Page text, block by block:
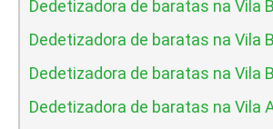
Dedetizadora de baratas na Vila
Dedetizadora de baratas na Vila
Dedetizadora de baratas na Vila
Dedetizadora de baratas na Vila